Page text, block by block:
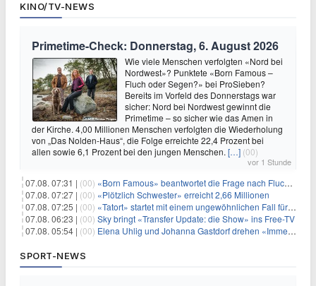
KINO/TV-NEWS
Primetime-Check: Donnerstag, 6. August 2026
Wie viele Menschen verfolgten «Nord bei
Nordwest»? Punktete «Born Famous –
Fluch oder Segen?» bei ProSieben?
Bereits im Vorfeld des Donnerstags war
sicher: Nord bei Nordwest gewinnt die
Primetime – so sicher wie das Amen in
der Kirche. 4,00 Millionen Menschen verfolgten die Wiederholung
von „Das Nolden-Haus“, die Folge erreichte 22,4 Prozent bei
allen sowie 6,1 Prozent bei den jungen Menschen. […] (00)
vor 1 Stunde
07.08. 07:31 | (00) «Born Famous» beantwortet die Frage nach Fluch oder Segen
07.08. 07:27 | (00) «Plötzlich Schwester» erreicht 2,66 Millionen
07.08. 07:25 | (00) «Tatort» startet mit einem ungewöhnlichen Fall für Charlotte Lindholm
07.08. 06:23 | (00) Sky bringt «Transfer Update: die Show» ins Free-TV
07.08. 05:54 | (00) Elena Uhlig und Johanna Gastdorf drehen «Immer fehlt was»
SPORT-NEWS